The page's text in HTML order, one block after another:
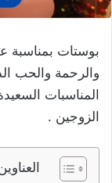
والرحمة والحب
المناسبات
الزوجين .